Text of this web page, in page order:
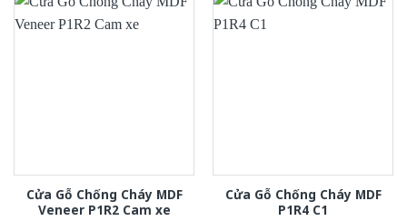
Cửa Gỗ Chống Cháy MDF
Veneer P1R2 Cam xe
Cửa Gỗ Chống Cháy MDF
P1R4 C1